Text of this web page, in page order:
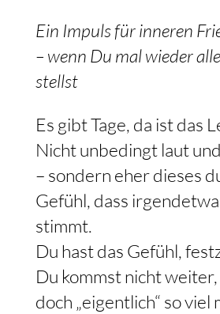
Ein Impuls für inneren
– wenn Du mal wieder
stellst
Es gibt Tage, da ist das
Nicht unbedingt laut
– sondern eher dieses
Gefühl, dass
stimmt.
Du hast das Gefühl,
Du kommst nicht
doch „eigentlich“ so viel